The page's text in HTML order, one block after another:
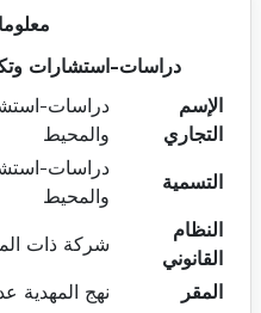
دراسات-استشارات
الإسم
التجاري
دراسات-
والمحيط
التسمية
دراسات-
والمحيط
النظام
القانوني
شركة ذات
المقر
نهج المهدية عد12د الطابق1ش5